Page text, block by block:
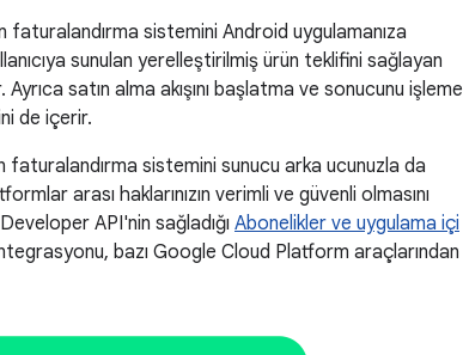
faturalandırma sistemini Android uygulamanıza
sunulan yerelleştirilmiş ürün teklifini sağlayan
satın alma akışını başlatma ve sonucunu işleme
de içerir.
faturalandırma sistemini sunucu arka ucunuzla da
arası haklarınızın verimli ve güvenli olmasını
API'nin sağladığı Abonelikler ve uygulama içi
bazı Google Cloud Platform araçlarından